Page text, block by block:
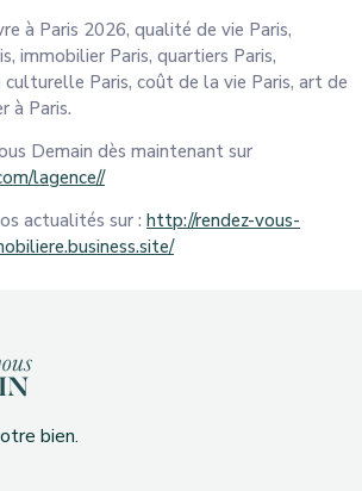
à Paris 2026, qualité de vie Paris,
immobilier Paris, quartiers Paris,
Paris, coût de la vie Paris, art de
à Paris.
Demain dès maintenant sur
lagence//
actualités sur : http://rendez-vous-
bien.